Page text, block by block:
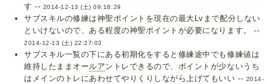
す -- 2014-12-13 (土) 09:18:29
サブスキルの修練は神聖ポイントを現在の最大Lvまで配分しない
といけないので、ある程度の神聖ポイントが必要になります。 --
2014-12-13 (土) 22:27:03
サブスキル一覧の下にある初期化をすると修練途中でも修練値は
維持したままオールアントレできるので、ポイントが少ないうち
はメインのトレにあわせてやりくりしながら上げてもいい -- 2014-